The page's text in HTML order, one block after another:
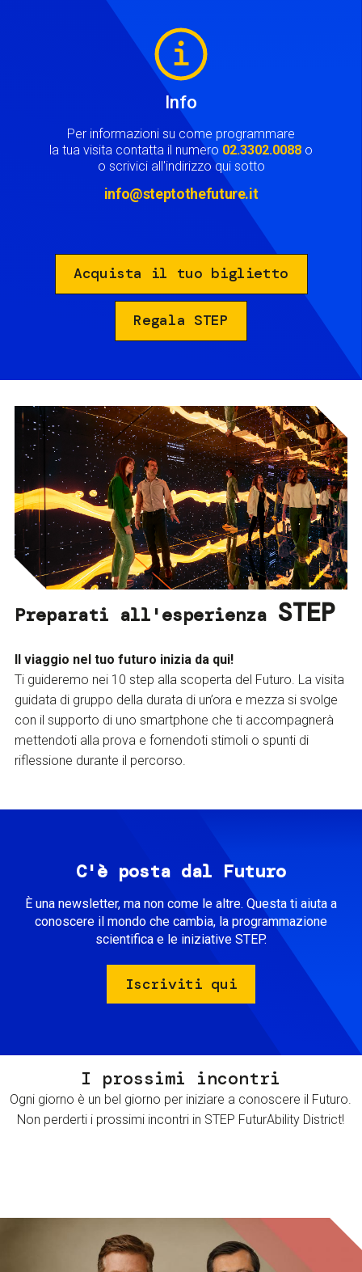
Info
Per informazioni su come programmare
la tua visita contatta il numero 02.3302.0088 o
o scrivici all'indirizzo qui sotto
info@steptothefuture.it
Acquista il tuo biglietto
Regala STEP
Preparati all'esperienza STEP
Il viaggio nel tuo futuro inizia da qui!
Ti guideremo nei 10 step alla scoperta del Futuro. La visita
guidata di gruppo della durata di un’ora e mezza si svolge
con il supporto di uno smartphone che ti accompagnerà
mettendoti alla prova e fornendoti stimoli o spunti di
riflessione durante il percorso.
C'è posta dal Futuro
È una newsletter, ma non come le altre. Questa ti aiuta a
conoscere il mondo che cambia, la programmazione
scientifica e le iniziative STEP.
Iscriviti qui
I prossimi incontri
Ogni giorno è un bel giorno per iniziare a conoscere il Futuro.
Non perderti i prossimi incontri in STEP FuturAbility District!